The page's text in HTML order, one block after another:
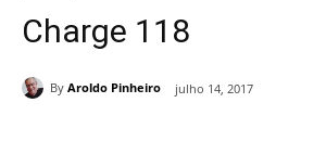
Charge 118
By Aroldo Pinheiro julho 14, 2017